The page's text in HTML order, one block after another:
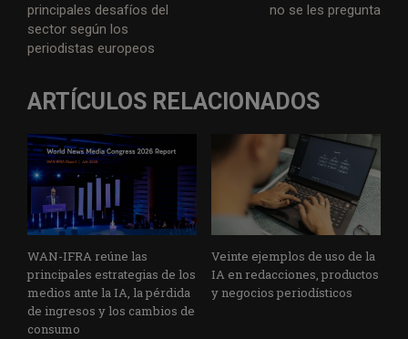
principales desafíos del
sector según los
periodistas europeos
no se les pregunta
ARTÍCULOS RELACIONADOS
WAN-IFRA reúne las
principales estrategias de los
medios ante la IA, la pérdida
de ingresos y los cambios de
consumo
Veinte ejemplos de uso de la
IA en redacciones, productos
y negocios periodísticos